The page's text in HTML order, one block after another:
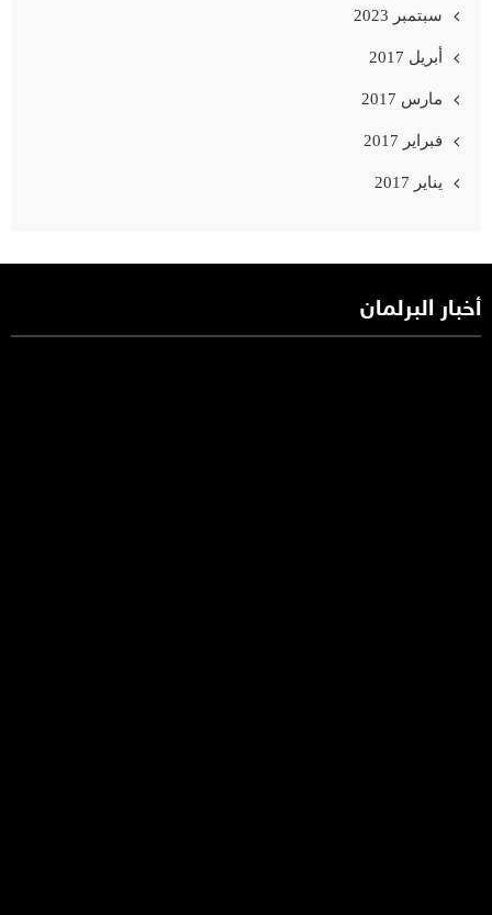
سبتمبر 2023
أبريل 2017
مارس 2017
فبراير 2017
يناير 2017
أخبار البرلمان